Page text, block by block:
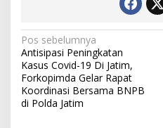
N
a
v
i
Pos sebelumnya
Antisipasi Peningkatan
Kasus Covid-19 Di Jatim,
Forkopimda Gelar Rapat
Koordinasi Bersama BNPB
di Polda Jatim